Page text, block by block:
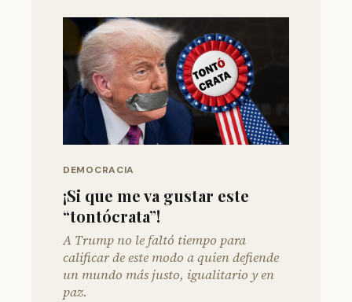
DEMOCRACIA
¡Si que me va gustar este
“tontócrata”!
A Trump no le faltó tiempo para
calificar de este modo a quien defiende
un mundo más justo, igualitario y en
paz.